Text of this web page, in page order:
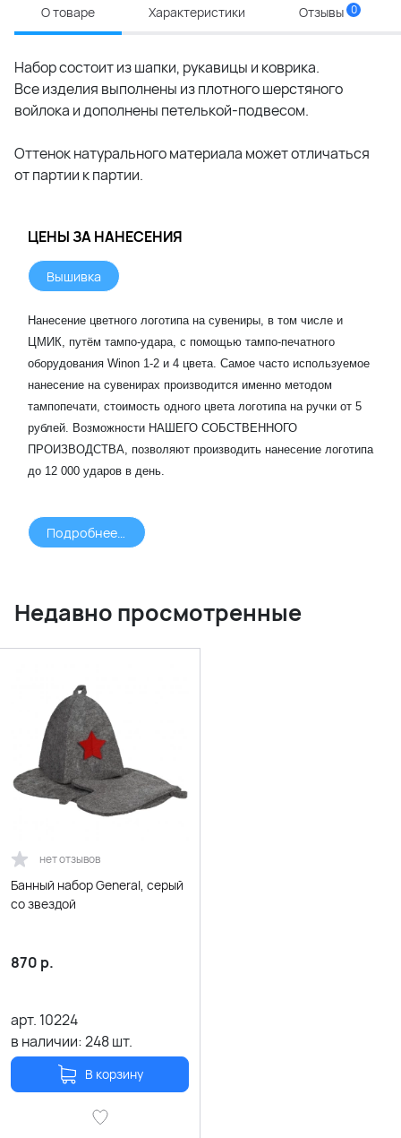
О товаре Характеристики Отзывы 0
Набор состоит из шапки, рукавицы и коврика.
Все изделия выполнены из плотного шерстяного
войлока и дополнены петелькой-подвесом.
Оттенок натурального материала может отличаться
от партии к партии.
ЦЕНЫ ЗА НАНЕСЕНИЯ
Вышивка
Нанесение цветного логотипа на сувениры, в том числе и
ЦМИК, путём тампо-удара, с помощью тампо-печатного
оборудования Winon 1-2 и 4 цвета. Самое часто используемое
нанесение на сувенирах производится именно методом
тампопечати, стоимость одного цвета логотипа на ручки от 5
рублей. Возможности НАШЕГО СОБСТВЕННОГО
ПРОИЗВОДСТВА, позволяют производить нанесение логотипа
до 12 000 ударов в день.
Подробнее >>>
Недавно просмотренные
нет отзывов
Банный набор General, серый
со звездой
870 р.
арт. 10224
в наличии:248шт.
В корзину